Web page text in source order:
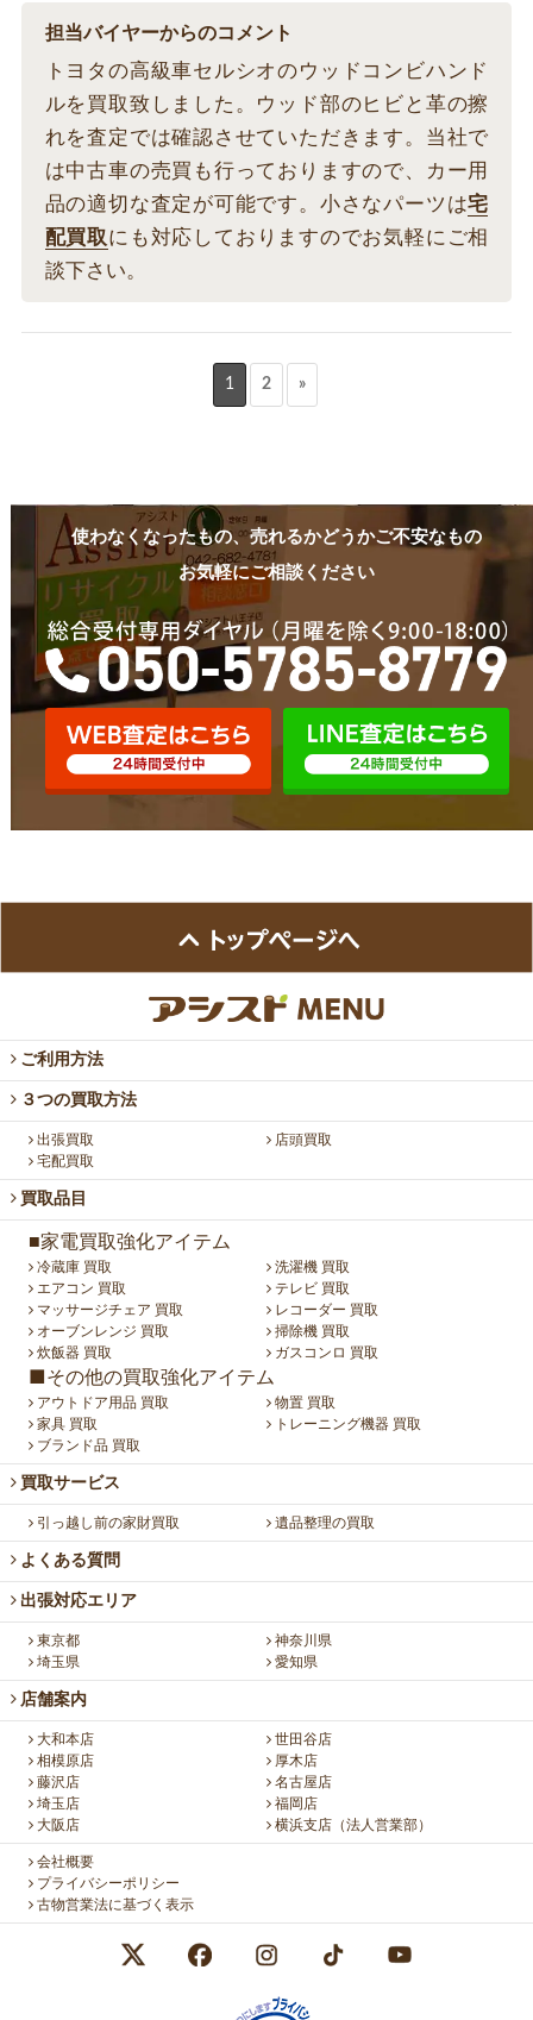
担当バイヤーからのコメント
トヨタの高級車セルシオのウッドコンビハンド
ルを買取致しました。ウッド部のヒビと革の擦
れを査定では確認させていただきます。当社で
は中古車の売買も行っておりますので、カー用
品の適切な査定が可能です。小さなパーツは宅
配買取にも対応しておりますのでお気軽にご相
談下さい。
1 2 »
使わなくなったもの、売れるかどうかご不安なもの
お気軽にご相談ください
ご利用方法
３つの買取方法
出張買取
店頭買取
宅配買取
買取品目
■家電買取強化アイテム
冷蔵庫 買取
洗濯機 買取
エアコン 買取
テレビ 買取
マッサージチェア 買取
レコーダー 買取
オーブンレンジ 買取
掃除機 買取
炊飯器 買取
ガスコンロ 買取
■その他の買取強化アイテム
アウトドア用品 買取
物置 買取
家具 買取
トレーニング機器 買取
ブランド品 買取
買取サービス
引っ越し前の家財買取 遺品整理の買取
よくある質問
出張対応エリア
東京都
神奈川県
埼玉県
愛知県
店舗案内
大和本店
世田谷店
相模原店
厚木店
藤沢店
名古屋店
埼玉店
福岡店
大阪店
横浜支店（法人営業部）
会社概要
プライバシーポリシー
古物営業法に基づく表示